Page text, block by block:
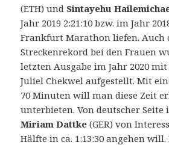
(ETH) und Sintayehu
Jahr 2019 2:21:10 bzw. im Jahr
Frankfurt Marathon liefen. Auch
Streckenrekord bei den Frauen
letzten Ausgabe im Jahr 2020 mit
Juliel Chekwel aufgestellt. Mit
70 Minuten will man diese Zeit
unterbieten. Von deutscher Seite
Miriam Dattke (GER) von
Hälfte in ca. 1:13:30 angehen will.